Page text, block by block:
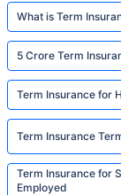
What is Term
5 Crore Term
Term Insurance for
Term Insurance
Term Insurance for
Employed